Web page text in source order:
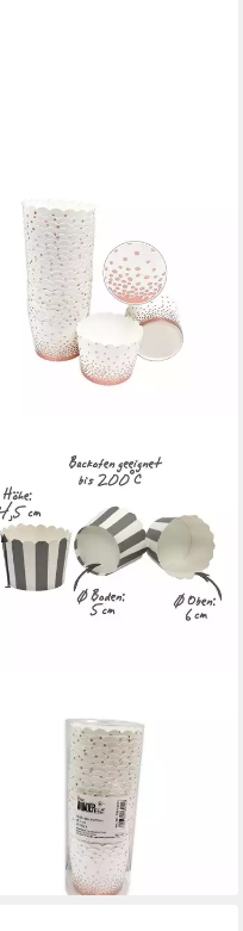
Muffinform Muffin
Backformen, klein
Durchmesser 5 cm, rosegold
Punkte, Höhe, (25-tlg)
lieferbar - in 2-3 Werktagen bei dir